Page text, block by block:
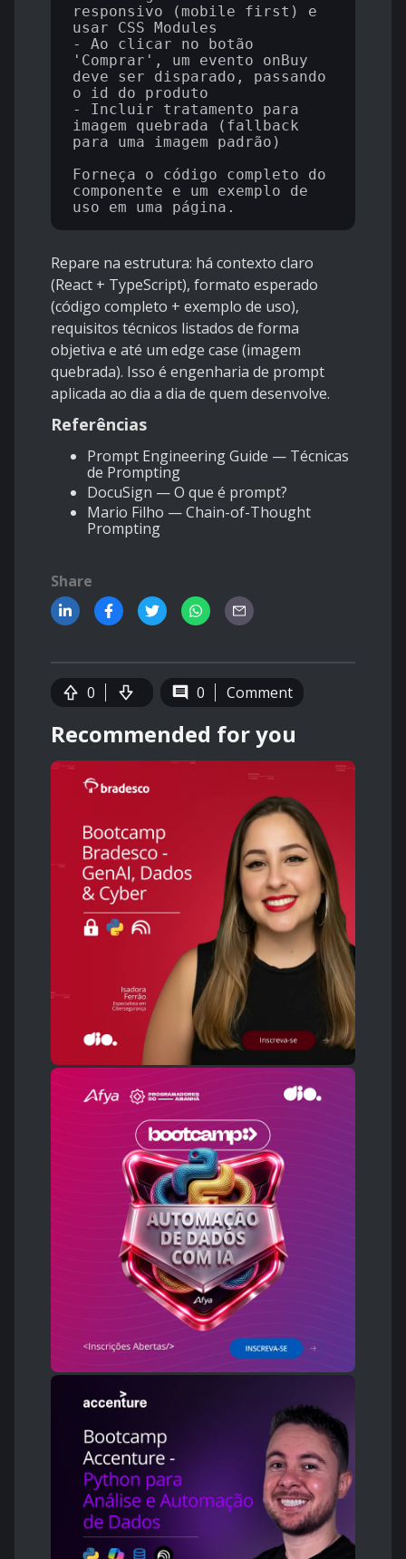
responsivo (mobile first) e
usar CSS Modules
- Ao clicar no botão
'Comprar', um evento onBuy
deve ser disparado, passando
o id do produto
- Incluir tratamento para
imagem quebrada (fallback
para uma imagem padrão)
Forneça o código completo do
componente e um exemplo de
Repare na estrutura: há contexto claro
(React + TypeScript), formato esperado
(código completo + exemplo de uso),
requisitos técnicos listados de forma
objetiva e até um edge case (imagem
quebrada). Isso é engenharia de prompt
aplicada ao dia a dia de quem desenvolve.
Referências
Prompt Engineering Guide — Técnicas
de Prompting
DocuSign — O que é prompt?
Mario Filho — Chain-of-Thought
Prompting
Share
0 0 Comment
Recommended for you